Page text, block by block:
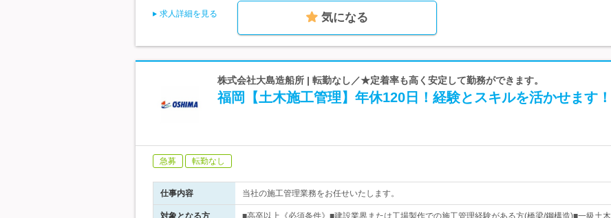
求人詳細を見る 気になる
株式会社大島造船所 | 転勤なし／★定着率も高く安定して勤務ができます。
福岡【土木施工管理】年休120日！経験とスキルを活かせます！
急募 転勤なし
仕事内容 当社の施工管理業務をお任せいたします。
対象となる方 ■高卒以上《必須条件》■建設業界または工場製作での施工管理経験がある方(橋梁/鋼構造)■一級土木